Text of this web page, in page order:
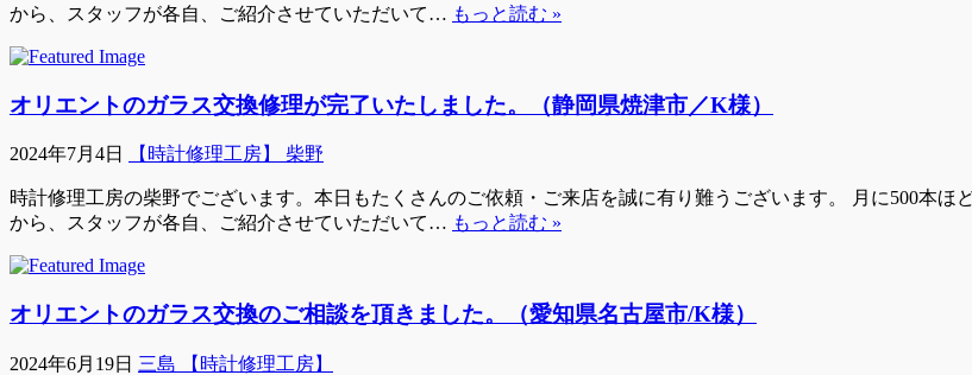
から、スタッフが各自、ご紹介させていただいて… もっと読む »
オリエントのガラス交換修理が完了いたしました。（静岡県焼津市／K様）
2024年7月4日 【時計修理工房】 柴野
時計修理工房の柴野でございます。本日もたくさんのご依頼・ご来店を誠に有り難うございます。 月に500本
から、スタッフが各自、ご紹介させていただいて… もっと読む »
オリエントのガラス交換のご相談を頂きました。（愛知県名古屋市/K様）
2024年6月19日 三島 【時計修理工房】